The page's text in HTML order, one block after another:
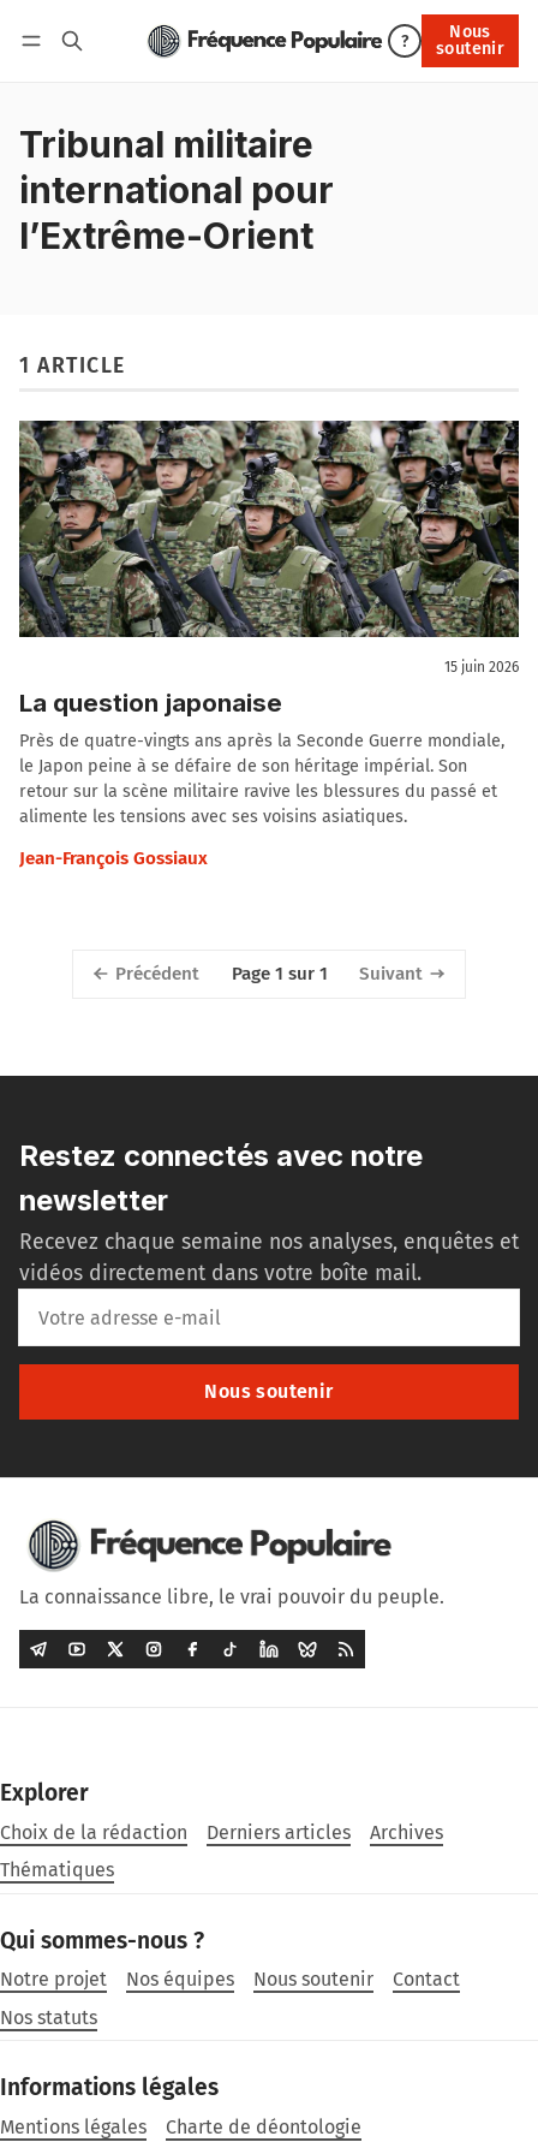
?
Nous
soutenir
Nous soutenir
Tribunal militaire
international pour
l’Extrême-Orient
1 ARTICLE
15 juin 2026
La question japonaise
Près de quatre-vingts ans après la Seconde Guerre mondiale,
le Japon peine à se défaire de son héritage impérial. Son
retour sur la scène militaire ravive les blessures du passé et
alimente les tensions avec ses voisins asiatiques.
Jean-François Gossiaux
Précédent Page 1 sur 1 Suivant
Restez connectés avec notre
newsletter
Recevez chaque semaine nos analyses, enquêtes et
vidéos directement dans votre boîte mail.
Nous soutenir
La connaissance libre, le vrai pouvoir du peuple.
Explorer
Choix de la rédaction Derniers articles
Archives
Thématiques
Qui sommes-nous ?
Notre projet Nos équipes Nous soutenir
Contact
Nos statuts
Informations légales
Mentions légales
Charte de déontologie